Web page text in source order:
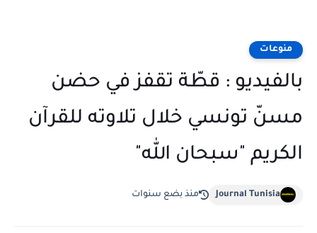
منوعات
بالفيديو : قطّة تقفز في حضن
مسنّ تونسي خلال تلاوته للقرآن
الكريم "سبحان الله"
Journal Tunisia منذ بضع سنوات